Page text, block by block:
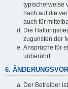
typischerweise
nach auf die
auch für
Die
zugunsten der
Ansprüche für
unberührt.
6.
Der Betreiber